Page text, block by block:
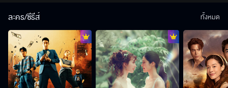
ละคร/ซีรีส์ ทั้งหมด